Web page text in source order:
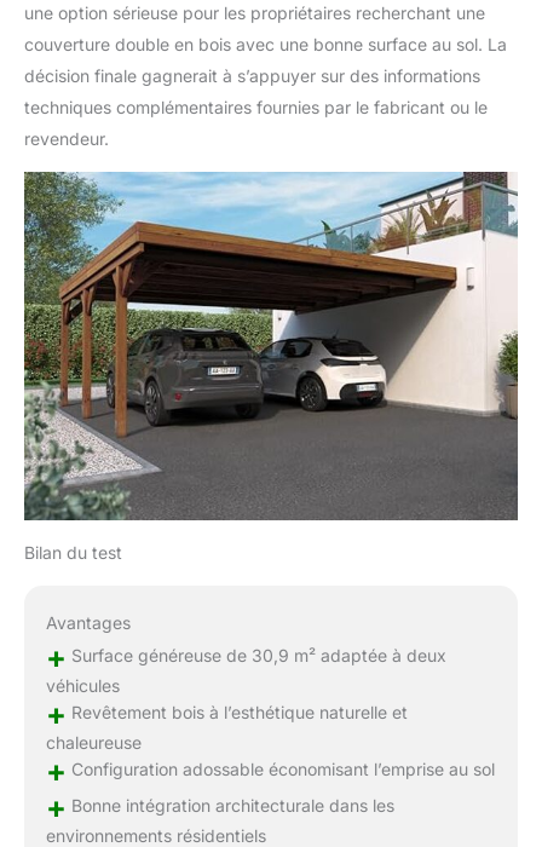
une option sérieuse pour les propriétaires recherchant une
couverture double en bois avec une bonne surface au sol. La
décision finale gagnerait à s’appuyer sur des informations
techniques complémentaires fournies par le fabricant ou le
revendeur.
Bilan du test
Avantages
+ Surface généreuse de 30,9 m² adaptée à deux
véhicules
+ Revêtement bois à l’esthétique naturelle et
chaleureuse
+ Configuration adossable économisant l’emprise au sol
+ Bonne intégration architecturale dans les
environnements résidentiels